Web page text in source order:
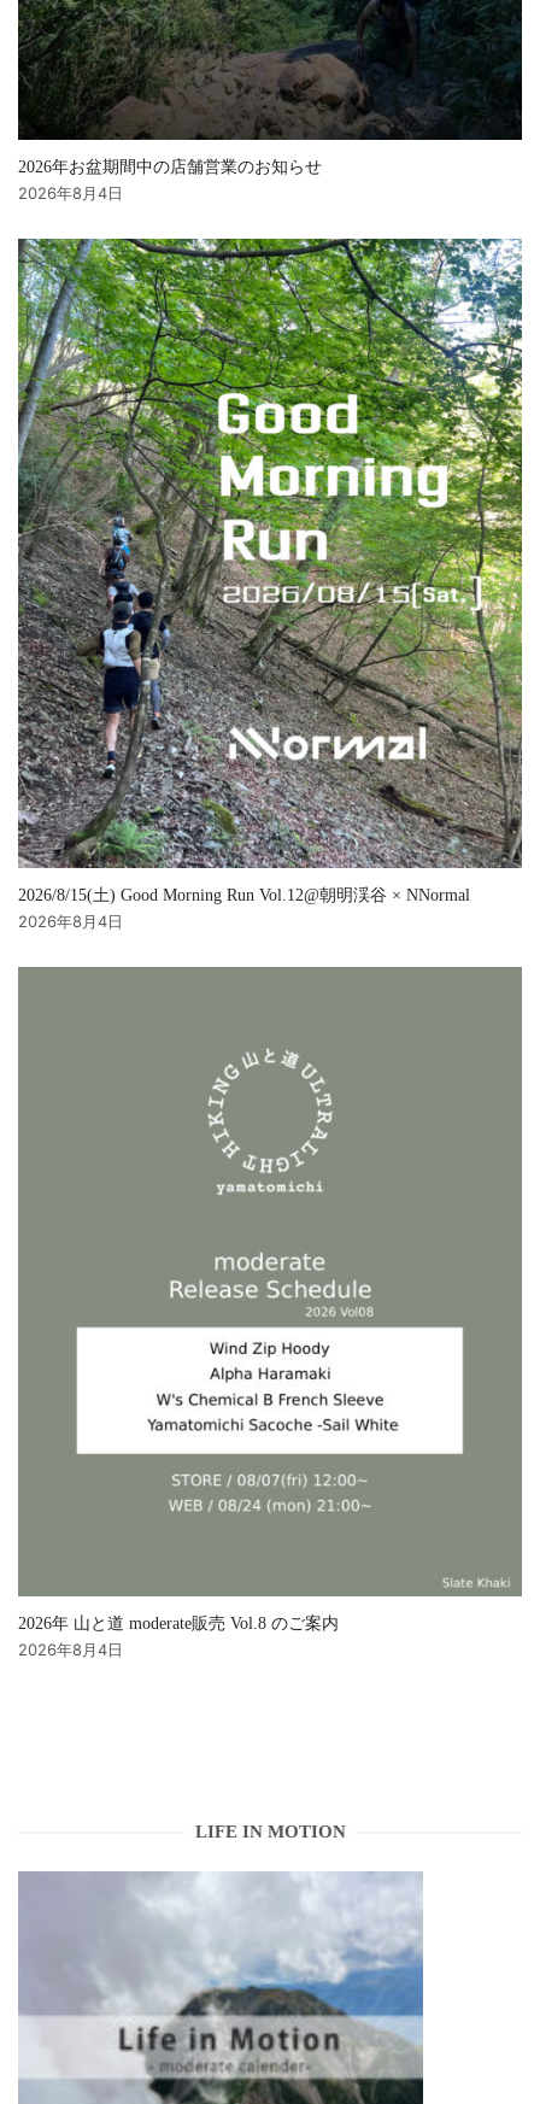
2026年お盆期間中の店舗営業のお知らせ
2026年8月4日
2026/8/15(土) Good Morning Run Vol.12@朝明渓谷 × NNormal
2026年8月4日
2026年 山と道 moderate販売 Vol.8 のご案内
2026年8月4日
LIFE IN MOTION